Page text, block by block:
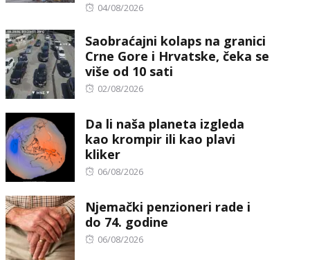
Posted
04/08/2026
Saobraćajni kolaps na granici
Crne Gore i Hrvatske, čeka se
više od 10 sati
Posted
02/08/2026
Da li naša planeta izgleda
kao krompir ili kao plavi
kliker
Posted
06/08/2026
Njemački penzioneri rade i
do 74. godine
Posted
06/08/2026